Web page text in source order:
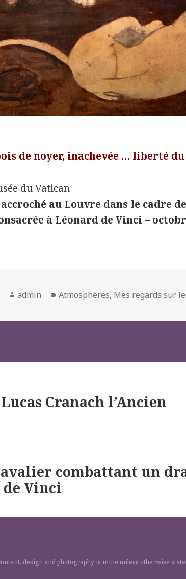
de noyer, inachevée … liberté
du Vatican
au Louvre dans le cadre de
à Léonard de Vinci –
Author
admin Categories
Atmosphères, Mes regards sur
Cranach l’Ancien
combattant un
de Vinci
design and photography is mine unless otherwise